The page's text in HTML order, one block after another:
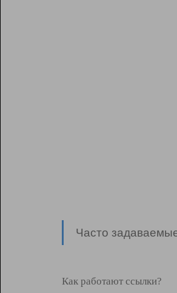
Часто
Как работают ссылки?